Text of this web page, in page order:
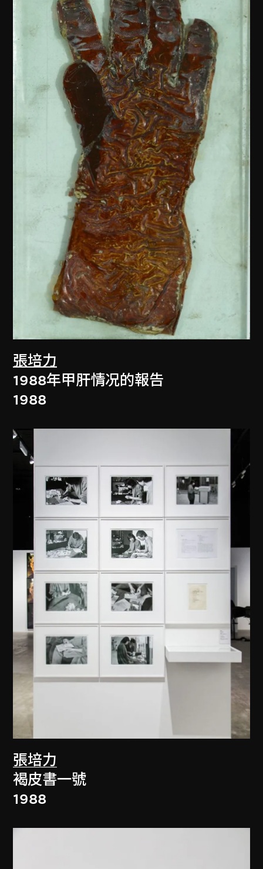
張培力
1988年甲肝情况的報告
1988
張培力
褐皮書一號
1988